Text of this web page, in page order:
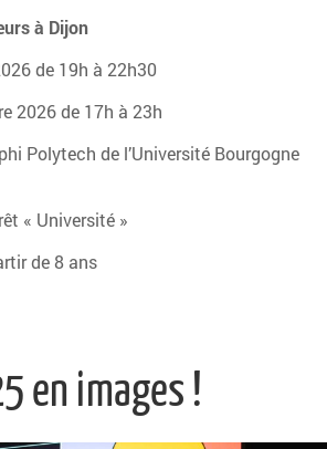
à Dijon
de 19h à 22h30
2026 de 17h à 23h
Polytech de l’Université Bourgogne
« Université »
de 8 ans
en images !